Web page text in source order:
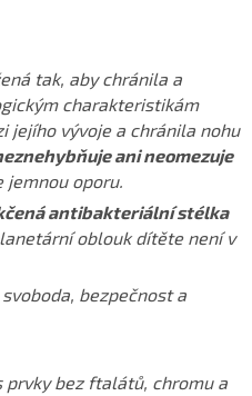
tak, aby chránila a
charakteristikám
jejího vývoje a chránila nohu
ani neomezuje
jemnou oporu.
antibakteriální stélka
oblouk dítěte není v
bezpečnost a
prvky bez ftalátů, chromu a